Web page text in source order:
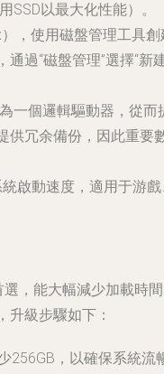
SSD以最大化性能）。
，使用磁盤管理工具創
過“磁盤管理”選擇“新
一個邏輯驅動器，從而
供冗余備份，因此重要
啟動速度，適用于游
，能大幅減少加載時
升級步驟如下：
256GB，以確保系統流